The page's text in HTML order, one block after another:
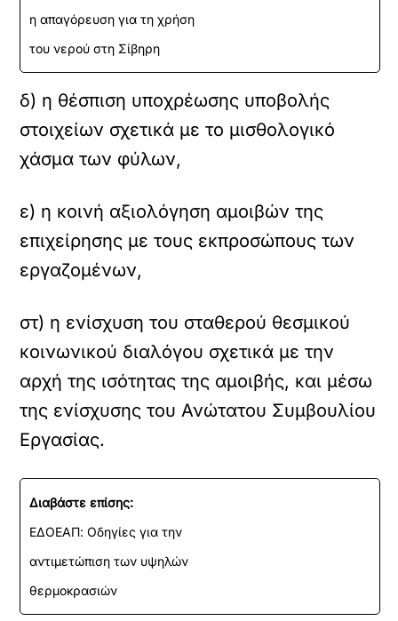
η απαγόρευση για τη χρήση
του νερού στη Σίβηρη
δ) η θέσπιση υποχρέωσης υποβολής
στοιχείων σχετικά με το μισθολογικό
χάσμα των φύλων,
ε) η κοινή αξιολόγηση αμοιβών της
επιχείρησης με τους εκπροσώπους των
εργαζομένων,
στ) η ενίσχυση του σταθερού θεσμικού
κοινωνικού διαλόγου σχετικά με την
αρχή της ισότητας της αμοιβής, και μέσω
της ενίσχυσης του Ανώτατου Συμβουλίου
Εργασίας.
Διαβάστε επίσης:
ΕΔΟΕΑΠ: Οδηγίες για την
αντιμετώπιση των υψηλών
θερμοκρασιών